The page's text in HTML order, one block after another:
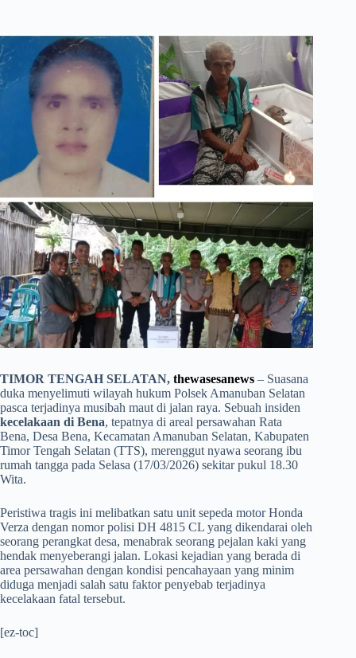
TIMOR TENGAH SELATAN, thewasesanews – Suasana
duka menyelimuti wilayah hukum Polsek Amanuban Selatan
pasca terjadinya musibah maut di jalan raya. Sebuah insiden
kecelakaan di Bena, tepatnya di areal persawahan Rata
Bena, Desa Bena, Kecamatan Amanuban Selatan, Kabupaten
Timor Tengah Selatan (TTS), merenggut nyawa seorang ibu
rumah tangga pada Selasa (17/03/2026) sekitar pukul 18.30
Wita.
​Peristiwa tragis ini melibatkan satu unit sepeda motor Honda
Verza dengan nomor polisi DH 4815 CL yang dikendarai oleh
seorang perangkat desa, menabrak seorang pejalan kaki yang
hendak menyeberangi jalan. Lokasi kejadian yang berada di
area persawahan dengan kondisi pencahayaan yang minim
diduga menjadi salah satu faktor penyebab terjadinya
kecelakaan fatal tersebut.
[ez-toc]